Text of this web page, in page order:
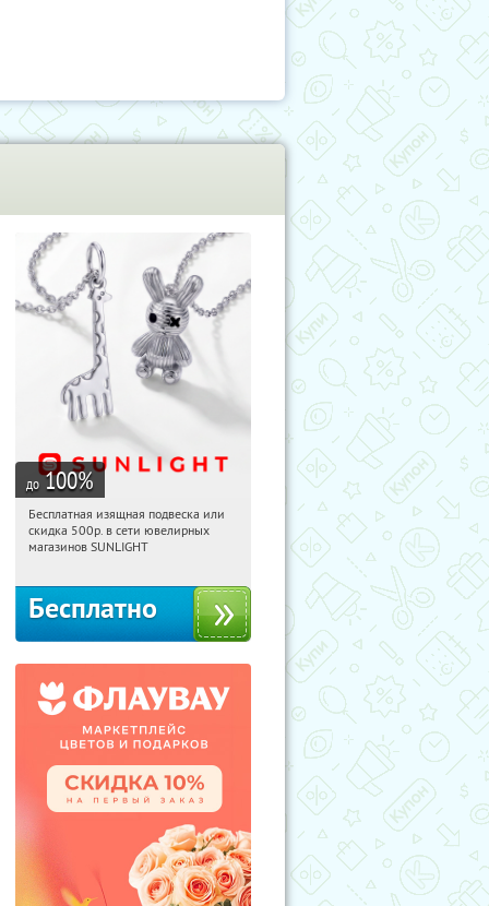
до 100%
18:00:07 Получили:
Россия
Бесплатная изящная подвеска или
скидка 500р. в сети ювелирных
магазинов SUNLIGHT
Бесплатно